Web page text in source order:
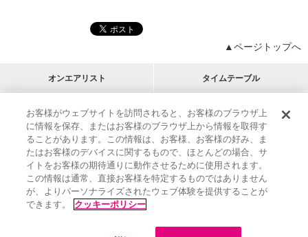
▲ページトップへ
オンエアリスト タイムテーブル
アーティストリスト
M-ON!
RECOMMEND
リクエスト
インフォメーション | プレゼント&ご招待
MUSIC ON! TV（エムオン!）とは？ | サポート
サイト案内
| エムオン!友の会 | クッキーの詳細
お客様がウェブサイトを訪問されると、お客様のブラウザ上
に情報を保存、またはお客様のブラウザ上から情報を取得す
ることがあります。この情報は、お客様、お客様の好み、ま
たはお客様のデバイスに関するもので、ほとんどの場合、サ
イトをお客様の期待通りに動作させるために使用されます。
この情報は通常、直接お客様を特定するものではありません
が、よりパーソナライズされたウェブ体験を提供することが
できます。
クッキーポリシー